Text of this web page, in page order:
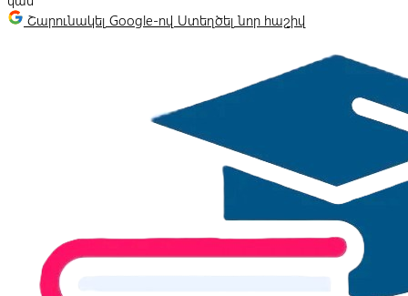
Շարունակել Google-ով Ստեղծել նոր հաշիվ